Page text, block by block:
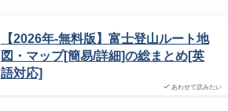
あわせて読みたい
【2026年-無料版】富士登山ルート地
図・マップ[簡易/詳細]の総まとめ[英
語対応]